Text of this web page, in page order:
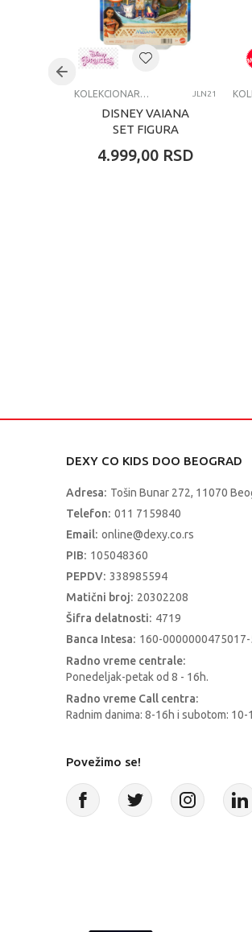
Uzrast
Kategorija
KOLEKCIONARSKE FIGURE I SETOVI JLN21
DISNEY VAIANA
SET FIGURA
4.999,00 RSD
DEXY CO KIDS DOO BEOGRAD
Adresa: Tošin Bunar 272, 11070
Telefon: 011 7159840
Email: online@dexy.co.rs
PIB: 105048360
PEPDV: 338985594
Matični broj: 20302208
Šifra delatnosti: 4719
Banca Intesa: 160-0000000475017-
Radno vreme centrale:
Ponedeljak-petak od 8 - 16h.
Radno vreme Call centra:
Radnim danima: 8-16h i subotom: 10-
Povežimo se!